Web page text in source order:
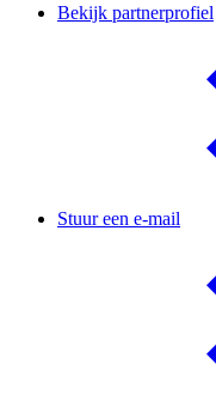
Bekijk partnerprofiel
Stuur een e-mail